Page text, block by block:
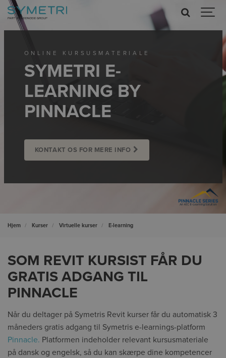
ONLINE KURSUSMATERIALE
SYMETRI E-
LEARNING BY
PINNACLE
KONTAKT OS FOR MERE INFO
Hjem Kurser Virtuelle kurser E-learning
SOM REVIT KURSIST FÅR DU
GRATIS ADGANG TIL
PINNACLE
Når du deltager på Symetris Revit kurser får du automatisk 3
måneders gratis adgang til Symetris e-learnings-platform
Pinnacle. Platformen indeholder relevant kursusmateriale
på dansk og engelsk, så du kan skærpe dine kompetencer